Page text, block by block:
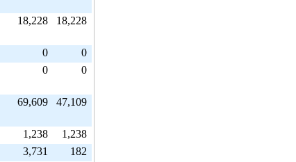
18,228 18,228
0
0
0 0
69,609 47,109
1,238
1,238
3,731
182